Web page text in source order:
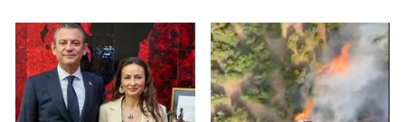
TÜRKİYE
VİZYONDAKİLER